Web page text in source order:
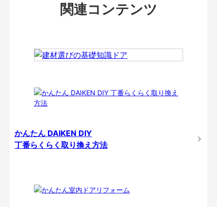
関連コンテンツ
かんたん DAIKEN DIY
丁番らくらく取り換え方法